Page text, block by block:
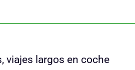
viajes largos en coche